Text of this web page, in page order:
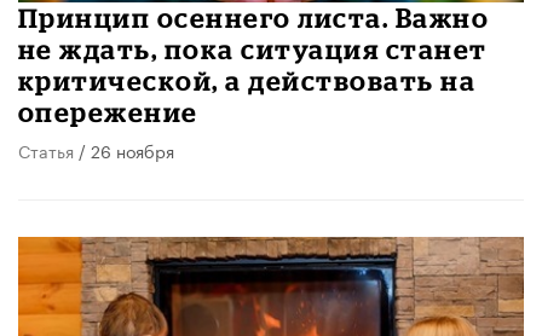
Принцип осеннего листа. Важно
не ждать, пока ситуация станет
критической, а действовать на
опережение
Статья / 26 ноября